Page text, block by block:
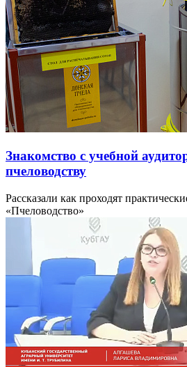
Знакомство с учебной
пчеловодству
Рассказали как проходят
«Пчеловодство»